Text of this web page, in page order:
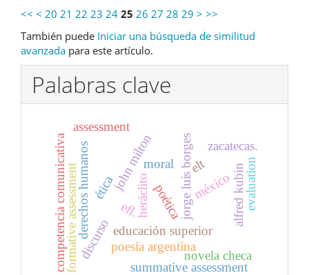
<< < 20 21 22 23 24 25 26 27 28 29 > >>
También puede Iniciar una búsqueda de similitud
avanzada para este artículo.
Palabras clave
discurso
competencia comunicativa educación superior
jorge luis borges
heráclito
john milton
poesía argentina
derechos humanos ética
moral
méxicoalfred kubin
novela checa
assessment
evaluation
formative assessment summative assessment
elt
efl.
zacatecas.
poética